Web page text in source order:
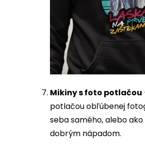
Mikiny s foto potlačou
potlačou obľúbenej
seba samého, alebo ako
dobrým nápadom.